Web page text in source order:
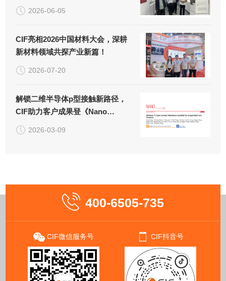
云行长一行调研赛福仪器！
2026-06-05
CIF亮相2026中国材料大会，深耕
新材料领域共探产业新篇！
2026-07-20
解锁二维半导体p型接触新路径，
CIF助力客户成果登《Nano
Letters》！
2026-03-09
400-6505-735
CIF微信服务号 CIF抖音号